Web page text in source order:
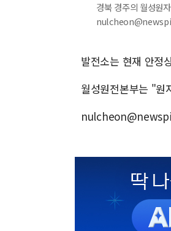
경북 경주의 월성원
발전소는 현재 안정
월성원전본부는 "원